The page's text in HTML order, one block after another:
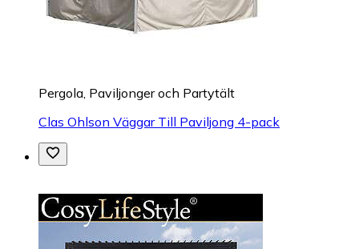
Pergola, Paviljonger och Partytält
Clas Ohlson Väggar Till Paviljong 4-pack